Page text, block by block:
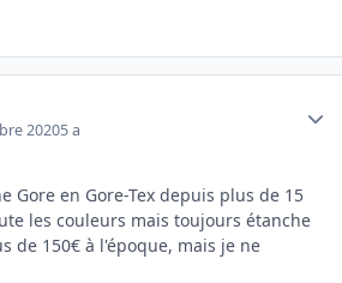
20205 a
Gore en Gore-Tex depuis plus de 15
les couleurs mais toujours étanche
de 150€ à l'époque, mais je ne